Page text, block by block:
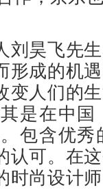
刘昊飞先
形成的机
变人们的
是在中
包含优
认可。在
时尚设计